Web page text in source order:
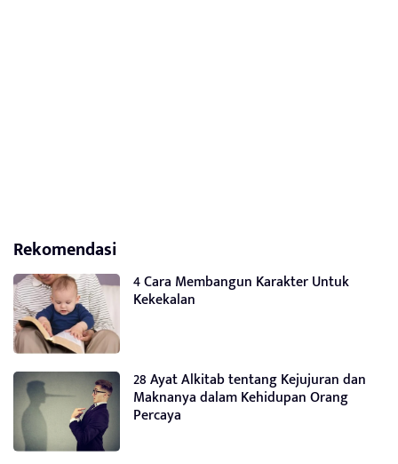
Rekomendasi
4 Cara Membangun Karakter Untuk
Kekekalan
28 Ayat Alkitab tentang Kejujuran dan
Maknanya dalam Kehidupan Orang
Percaya